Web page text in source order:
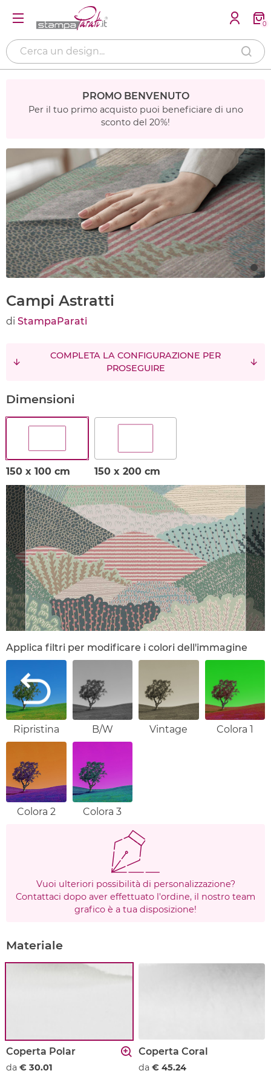
0
PROMO BENVENUTO
Per il tuo primo acquisto puoi beneficiare di uno
sconto del 20%!
Campi Astratti
di StampaParati
COMPLETA LA CONFIGURAZIONE PER
PROSEGUIRE
Dimensioni
150 x 100 cm 150 x 200 cm
Applica filtri per modificare i colori dell'immagine
Ripristina B/W Vintage Colora 1
Colora 2 Colora 3
Vuoi ulteriori possibilità di personalizzazione?
Contattaci dopo aver effettuato l'ordine, il nostro team
grafico è a tua disposizione!
Materiale
Coperta Polar
da € 30.01
Coperta Coral
da € 45.24